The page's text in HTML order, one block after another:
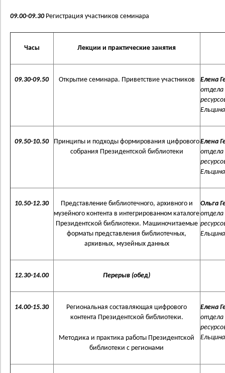
09.00-09.30Регистрация участников семинара
Часы Лекции и практические занятия
09.30-09.50 Открытие семинара. Приветствие участников
Елена
отдела
09.50-10.50
Принципы и подходы формирования цифрового
собрания Президентской библиотеки
Елена
отдела
10.50-12.30
Представление библиотечного, архивного и
музейного контента в интегрированном каталоге
Президентской библиотеки. Машиночитаемые
форматы представления библиотечных,
архивных, музейных данных
Ольга
отдела
12.30-14.00 Перерыв (обед)
14.00-15.30
Региональная составляющая цифрового
контента Президентской библиотеки.
Методика и практика работы Президентской
библиотеки с регионами
Елена
отдела